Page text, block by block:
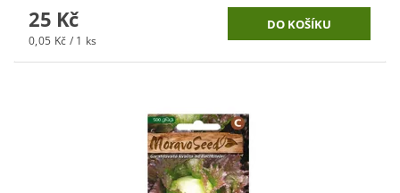
25 Kč
0,05 Kč / 1 ks